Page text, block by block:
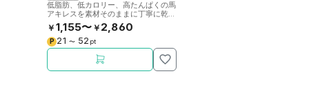
低脂肪、低カロリー、高たんぱくの馬
アキレスを素材そのままに丁寧に乾燥
させました。噛むことで歯の健康をサ
ポート。
￥ 1,155〜 ￥ 2,860
P 21 〜 52 pt